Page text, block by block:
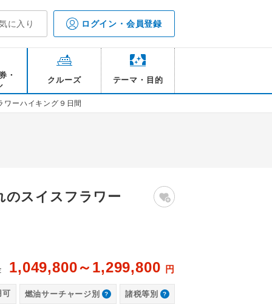
に入り ログイン・会員登録
・
クルーズ テーマ・目的
ワーハイキング９日間
のスイスフラワー
1,049,800～1,299,800 円
可 燃油サーチャージ別 諸税等別